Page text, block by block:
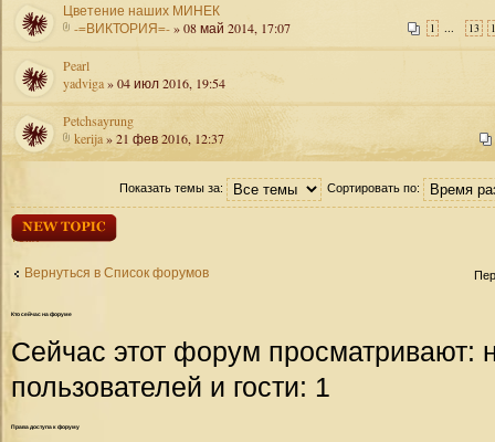
Цветение наших МИНЕК
1 ... 13
-=ВИКТОРИЯ=-» 08 май 2014, 17:07
Pearl
yadviga» 04 июл 2016, 19:54
Petchsayrung
kerija» 21 фев 2016, 12:37
Показать темы за: Сортировать по:
Начать новую
тему
Вернуться в Список форумов
Ктосейчас на форуме
Сейчас этот форум просматривают:
пользователей и гости: 1
Правадоступа к форуму